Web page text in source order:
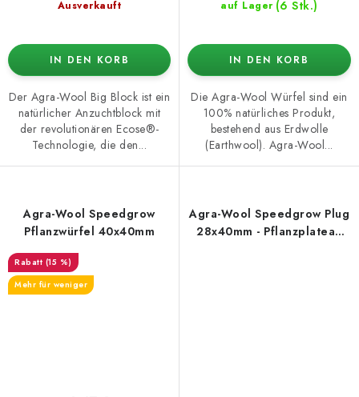
Ausverkauft
IN DEN KORB
Der Agra-Wool Big Block ist ein
natürlicher Anzuchtblock mit
der revolutionären Ecose®-
Technologie, die den...
auf Lager (6 Stk.)
IN DEN KORB
Die Agra-Wool Würfel sind ein
100% natürliches Produkt,
bestehend aus Erdwolle
(Earthwool). Agra-Wool...
Agra-Wool Speedgrow
Pflanzwürfel 40x40mm
(15 %)
Mehr für weniger
Agra-Wool Speedgrow Plug
28x40mm - Pflanzplateau